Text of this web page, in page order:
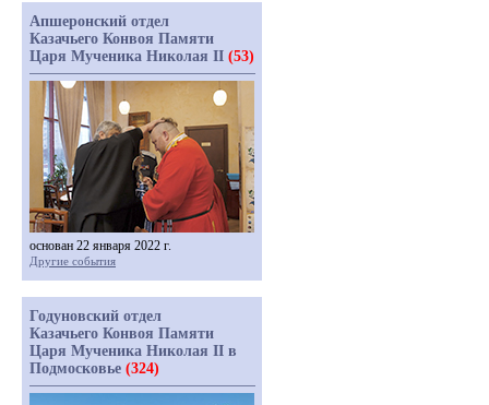
Апшеронский отдел
Казачьего Конвоя Памяти
Царя Мученика Николая II (53)
основан 22 января 2022 г.
Другие события
Годуновский отдел
Казачьего Конвоя Памяти
Царя Мученика Николая II в
Подмосковье (324)